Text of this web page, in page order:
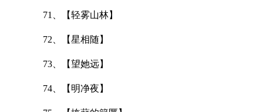
71、【轻雾山林】
72、【星相随】
73、【望她远】
74、【明净夜】